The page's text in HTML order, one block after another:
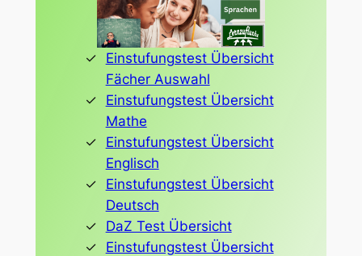
Einstufungstest Übersicht
Fächer Auswahl
Einstufungstest Übersicht
Mathe
Einstufungstest Übersicht
Englisch
Einstufungstest Übersicht
Deutsch
DaZ Test Übersicht
Einstufungstest Übersicht